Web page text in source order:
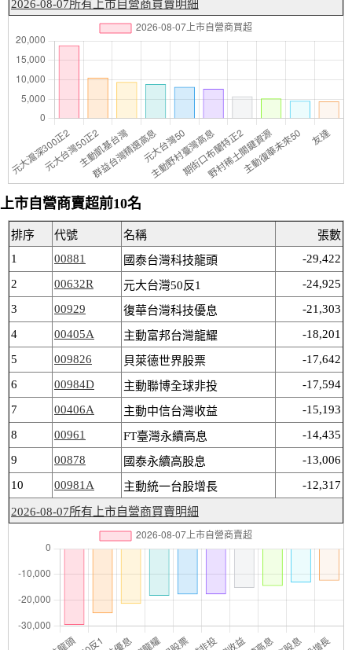
2026-08-07所有上市自營商買賣明細
上市自營商賣超前10名
排序 代號 名稱
張數
1
00881 國泰台灣科技龍頭
-29,422
2
00632R 元大台灣50反1
-24,925
3
00929 復華台灣科技優息
-21,303
4
00405A 主動富邦台灣龍耀
-18,201
5
009826 貝萊德世界股票
-17,642
6
00984D 主動聯博全球非投
-17,594
7
00406A 主動中信台灣收益
-15,193
8
00961 FT臺灣永續高息
-14,435
9
00878 國泰永續高股息
-13,006
10
00981A 主動統一台股增長 -12,317
2026-08-07所有上市自營商買賣明細